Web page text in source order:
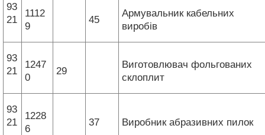
93
21
1112
9
45
Армувальник кабельних
виробів
93
21
1247
0
29
Виготовлювач фольгованих
склоплит
93
21
1228
6
37 Виробник абразивних пилок